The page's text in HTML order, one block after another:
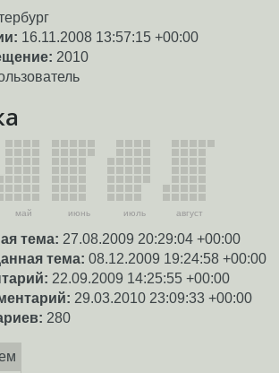
16.11.2008 13:57:15 +00:00
2010
май июнь июль август
тема: 27.08.2009 20:29:04 +00:00
тема: 08.12.2009 19:24:58 +00:00
22.09.2009 14:25:55 +00:00
29.03.2010 23:09:33 +00:00
280